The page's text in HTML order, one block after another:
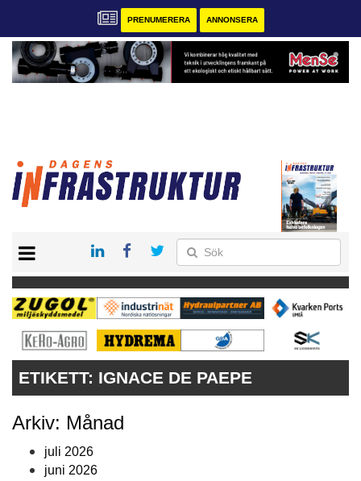
PRENUMERERA ANNONSERA
KONTAKT
VÅRA ANDRA MAGASIN
PRENUMERERA
ANNONSERA
ETIKETT: IGNACE DE PAEPE
Arkiv: Månad
juli 2026
juni 2026